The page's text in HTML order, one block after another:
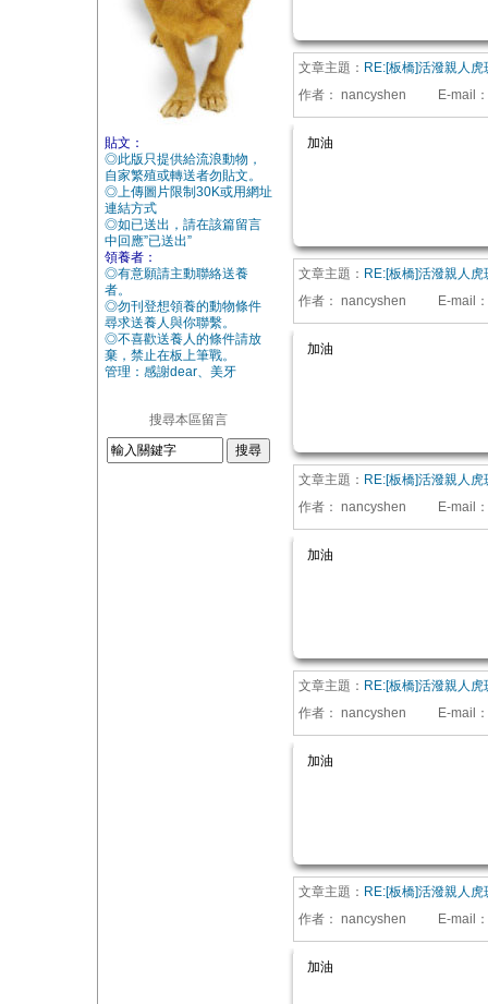
貼文：
◎此版只提供給流浪動物，
自家繁殖或轉送者勿貼文。
◎上傳圖片限制30K或用網址
連結方式
◎如已送出，請在該篇留言
中回應”已送出”
領養者：
◎有意願請主動聯絡送養
者。
◎勿刊登想領養的動物條件
尋求送養人與你聯繫。
◎不喜歡送養人的條件請放
棄，禁止在板上筆戰。
管理：感謝dear、美牙
搜尋本區留言
文章主題： RE:[板橋]活潑親人虎
作者： nancyshen E-mail ：
加油
文章主題： RE:[板橋]活潑親人虎
作者： nancyshen E-mail ：
加油
文章主題： RE:[板橋]活潑親人虎
作者： nancyshen E-mail ：
加油
文章主題： RE:[板橋]活潑親人虎
作者： nancyshen E-mail ：
加油
文章主題： RE:[板橋]活潑親人虎
作者： nancyshen E-mail ：
加油